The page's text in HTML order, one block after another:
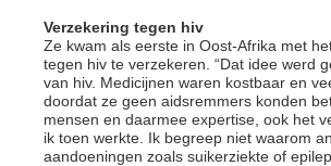
Verzekering tegen hiv
Ze kwam als eerste in Oost-Afrika met
tegen hiv te verzekeren. “Dat idee werd
van hiv. Medicijnen waren kostbaar en
doordat ze geen aidsremmers konden
mensen en daarmee expertise, ook het
ik toen werkte. Ik begreep niet waarom
aandoeningen zoals suikerziekte of